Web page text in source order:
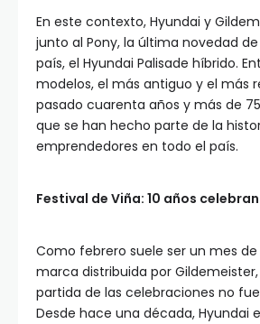
En este contexto, Hyundai y
junto al Pony, la última novedad
país, el Hyundai Palisade híbrido.
modelos, el más antiguo y el más
pasado cuarenta años y más de
que se han hecho parte de la
emprendedores en todo el país.
Festival de Viña: 10 años
Como febrero suele ser un mes
marca distribuida por
partida de las celebraciones no
Desde hace una década, Hyundai